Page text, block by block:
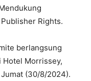
Rights.
berlangsung
Hotel Morrissey,
(30/8/2024).